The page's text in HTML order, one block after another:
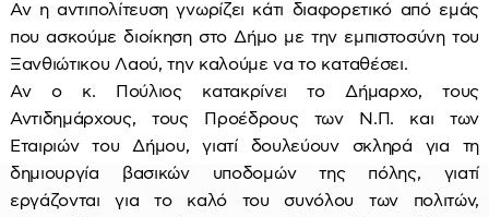
Αν η αντιπολίτευση γνωρίζει κάτι διαφορετικό από εμάς
που ασκούμε διοίκηση στο Δήμο με την εμπιστοσύνη του
Ξανθιώτικου Λαού, την καλούμε να το καταθέσει.
Αν ο κ. Πούλιος κατακρίνει το Δήμαρχο, τους
Αντιδημάρχους, τους Προέδρους των Ν.Π. και των
Εταιριών του Δήμου, γιατί δουλεύουν σκληρά για τη
δημιουργία βασικών υποδομών της πόλης, γιατί
εργάζονται για το καλό του συνόλου των πολιτών,